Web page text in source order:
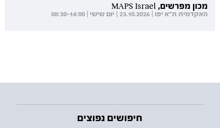
מכון מפרשים, MAPS Israel
האקדמית ת"א יפו | 23.10.2026 | יום שישי | 08:30-14:00
חיפושים נפוצים